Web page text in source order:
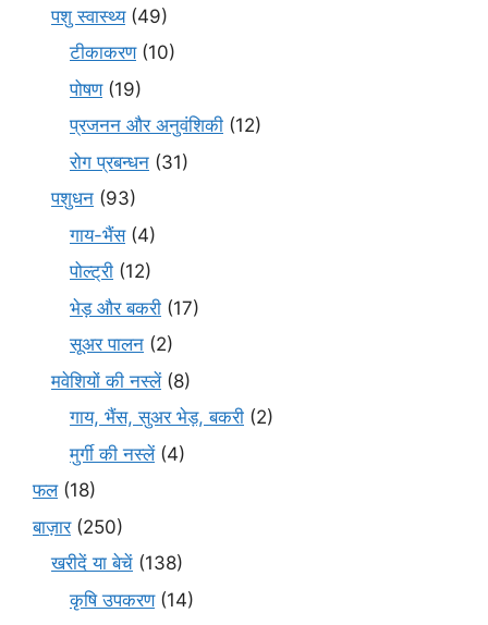
पशु स्वास्थ्य(49)
टीकाकरण(10)
पोषण(19)
प्रजनन और अनुवंशिकी (12)
रोग प्रबन्धन (31)
पशुधन (93)
गाय-भैंस(4)
पोल्ट्री (12)
भेड़ और बकरी (17)
सूअर पालन (2)
मवेशियों की नस्लें(8)
गाय, भैंस, सुअर भेड़, बकरी (2)
मुर्गी की नस्लें(4)
फल(18)
बाज़ार(250)
खरीदें या बेचें (138)
कृषि उपकरण(14)